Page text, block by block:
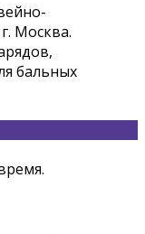
Москва.
бальных